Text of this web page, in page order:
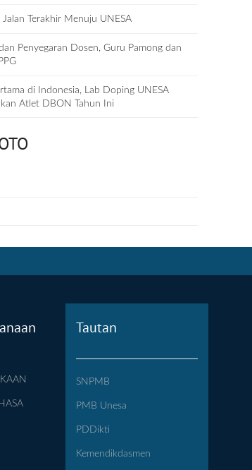
Terakhir Menuju UNESA
Penyegaran Dosen, Guru Pamong dan
di Indonesia, Lab Doping UNESA
Atlet DBON Tahun Ini
Tautan
SNPMB
PMB Unesa
PDDikti
Kemendikdasmen